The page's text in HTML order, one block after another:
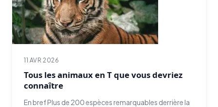
11 AVR 2026
Tous les animaux en T que vous devriez
connaître
En bref Plus de 200 espèces remarquables derrière la